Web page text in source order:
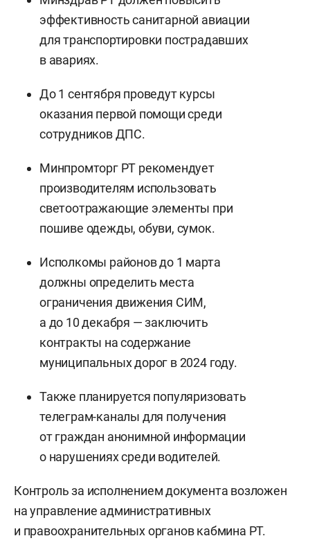
эффективность санитарной авиации
для транспортировки пострадавших
в авариях.
До 1 сентября проведут курсы
оказания первой помощи среди
сотрудников ДПС.
Минпромторг РТ рекомендует
производителям использовать
светоотражающие элементы при
пошиве одежды, обуви, сумок.
Исполкомы районов до 1 марта
должны определить места
ограничения движения СИМ,
а до 10 декабря — заключить
контракты на содержание
муниципальных дорог в 2024 году.
Также планируется популяризовать
телеграм-каналы для получения
от граждан анонимной информации
о нарушениях среди водителей.
Контроль за исполнением документа возложен
на управление административных
и правоохранительных органов кабмина РТ.